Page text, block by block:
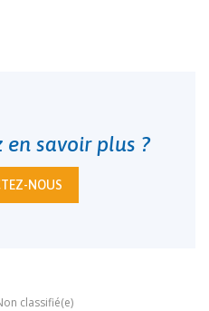
en savoir plus ?
NOUS
classifié(e)